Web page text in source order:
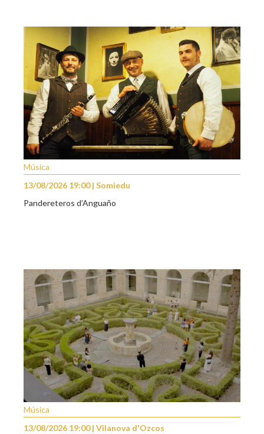
Música
13/08/2026 19:00 | Somiedu
Pandereteros d’Anguaño
Música
13/08/2026 19:00 | Vilanova d'Ozcos